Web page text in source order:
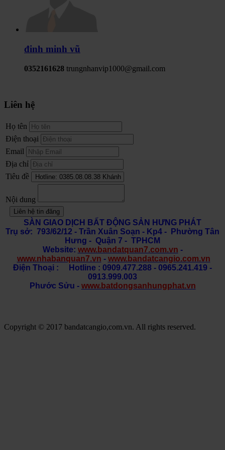
đinh minh vũ
0352161628 trungnhanvip1000@gmail.com
Liên hệ
Họ tên
Điện thoại
Email
Địa chỉ
Tiêu đề
Nội dung
Liên hệ tin đăng
SÀN GIAO DỊCH BẤT ĐỘNG SẢN HƯNG PHÁT
Trụ sở: 793/62/12 - Trần Xuân Soạn - Kp4 - Phường Tân
Hưng - Quận 7 - TPHCM
Website: www.bandatquan7.com.vn -
www.nhabanquan7.vn - www.bandatcangio.com.vn
Điện Thoại : Hotline : 0909.477.288 - 0965.241.419 -
0913.999.003
Phước Sửu - www.batdongsanhungphat.vn
Copyright © 2017 bandatcangio,com.vn. All rights reserved.